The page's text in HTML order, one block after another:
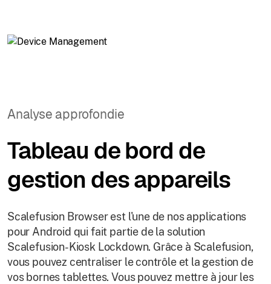
Analyse approfondie
Tableau de bord de
gestion des appareils
Scalefusion Browser est l'une de nos applications
pour Android qui fait partie de la solution
Scalefusion-Kiosk Lockdown. Grâce à Scalefusion,
vous pouvez centraliser le contrôle et la gestion de
vos bornes tablettes. Vous pouvez mettre à jour les